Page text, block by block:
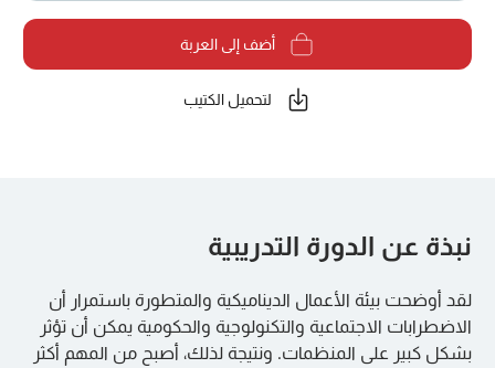
أضف إلى العربة
لتحميل الكتيب
نبذة عن الدورة التدريبية
لقد أوضحت بيئة الأعمال الديناميكية والمتطورة باستمرار أن
الاضطرابات الاجتماعية والتكنولوجية والحكومية يمكن أن تؤثر
بشكل كبير على المنظمات. ونتيجة لذلك، أصبح من المهم أكثر